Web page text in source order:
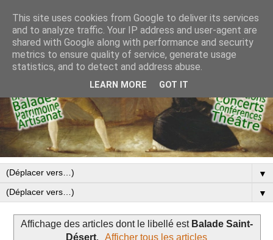
▼
▼
Affichage des articles dont le libellé est Balade Saint-
Désert. Afficher tous les articles
This site uses cookies from Google to deliver its services
and to analyze traffic. Your IP address and user-agent are
shared with Google along with performance and security
metrics to ensure quality of service, generate usage
statistics, and to detect and address abuse.
LEARN MORE GOT IT